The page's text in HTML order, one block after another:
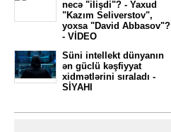
necə "ilişdi"? - Yaxud
"Kazım Seliverstov",
yoxsa "David Abbasov"?
- VİDEO
Süni intellekt dünyanın
ən güclü kəşfiyyat
xidmətlərini sıraladı -
SİYAHI